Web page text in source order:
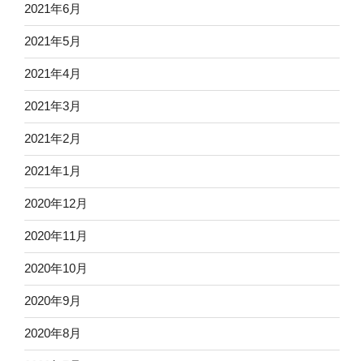
2021年6月
2021年5月
2021年4月
2021年3月
2021年2月
2021年1月
2020年12月
2020年11月
2020年10月
2020年9月
2020年8月